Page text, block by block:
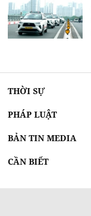
THỜI SỰ
PHÁP LUẬT
BẢN TIN MEDIA
CẦN BIẾT